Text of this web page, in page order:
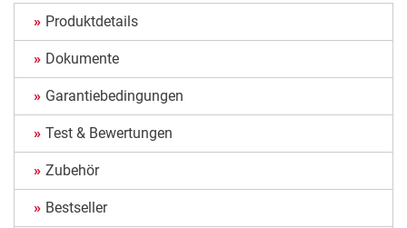
Produktdetails
Dokumente
Garantiebedingungen
Test & Bewertungen
Zubehör
Bestseller